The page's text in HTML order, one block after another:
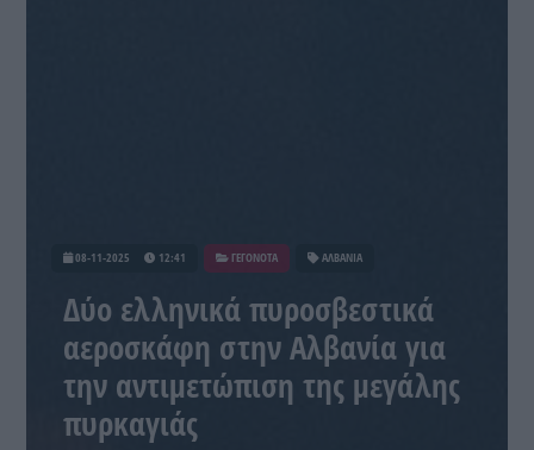
08-11-2025 12:41 ΓΕΓΟΝΟΤΑ ΑΛΒΑΝΙΑ
Δύο ελληνικά πυροσβεστικά
αεροσκάφη στην Αλβανία για
την αντιμετώπιση της μεγάλης
πυρκαγιάς